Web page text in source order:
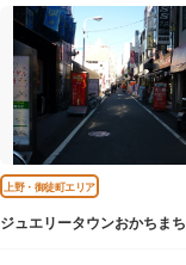
上野・御徒町エリア
ジュエリータウンおかちまち